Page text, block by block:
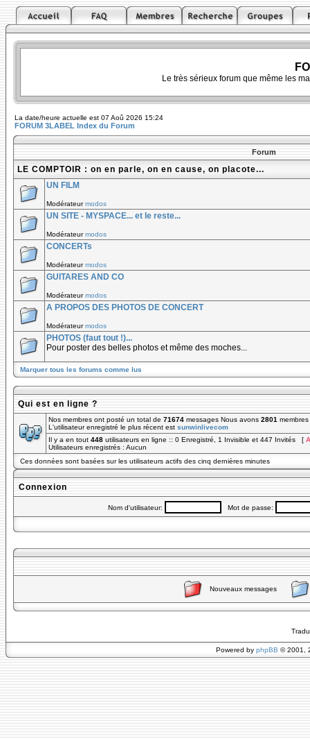
Le très sérieux forum que même les
La date/heure actuelle est 07 Aoû 2026 15:24
FORUM 3LABEL Index du Forum
Forum
LE COMPTOIR : on en parle, on en cause, on placote...
UN FILM
Modérateurmodos
UN SITE - MYSPACE... et le reste...
Modérateurmodos
CONCERTs
Modérateurmodos
GUITARES AND CO
Modérateurmodos
A PROPOS DES PHOTOS DE CONCERT
Modérateurmodos
PHOTOS (faut tout !)...
Pour poster des belles photos et même des moches...
Marquer tous les forums comme lus
Qui est en ligne ?
Nos membres ont posté un total de 71674 messages Nous avons 2801
L'utilisateur enregistré le plus récent est sunwinlivecom
Il y a en tout 448 utilisateurs en ligne :: 0 Enregistré, 1 Invisible et 447 Invités [
Utilisateurs enregistrés : Aucun
Ces données sont basées sur les utilisateurs actifs des cinq dernières minutes
Connexion
Nom d'utilisateur: Mot de passe:
Nouveaux messages
Powered by phpBB © 2001,